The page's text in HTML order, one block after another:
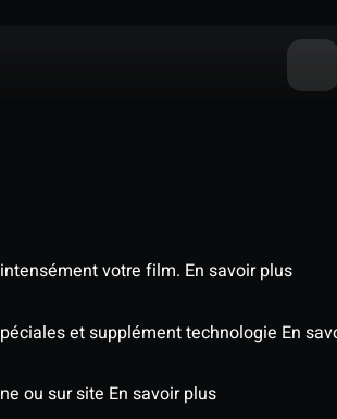
votre film. En savoir plus
et supplément technologie En
ou sur site En savoir plus